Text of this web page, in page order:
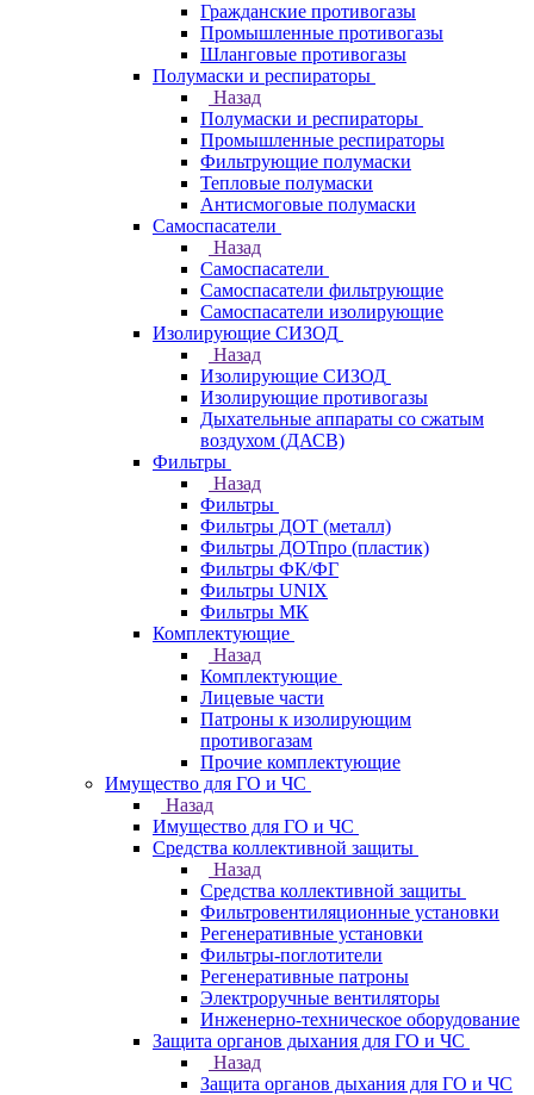
Гражданские противогазы
Промышленные противогазы
Шланговые противогазы
Полумаски и респираторы
Назад
Полумаски и респираторы
Промышленные респираторы
Фильтрующие полумаски
Тепловые полумаски
Антисмоговые полумаски
Самоспасатели
Назад
Самоспасатели
Самоспасатели фильтрующие
Самоспасатели изолирующие
Изолирующие СИЗОД
Назад
Изолирующие СИЗОД
Изолирующие противогазы
Дыхательные аппараты со сжатым
воздухом (ДАСВ)
Фильтры
Назад
Фильтры
Фильтры ДОТ (металл)
Фильтры ДОТпро (пластик)
Фильтры ФК/ФГ
Фильтры UNIX
Фильтры МК
Комплектующие
Назад
Комплектующие
Лицевые части
Патроны к изолирующим
противогазам
Прочие комплектующие
Имущество для ГО и ЧС
Назад
Имущество для ГО и ЧС
Средства коллективной защиты
Назад
Средства коллективной защиты
Фильтровентиляционные установки
Регенеративные установки
Фильтры-поглотители
Регенеративные патроны
Электроручные вентиляторы
Инженерно-техническое оборудование
Защита органов дыхания для ГО и ЧС
Назад
Защита органов дыхания для ГО и ЧС